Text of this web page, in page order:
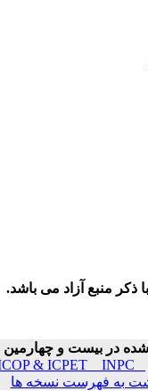
منبع آزاد می باشد.
شده در بیست و چهارمین
ICOP & ICPET _ INPC _
به فهرست نسخه ها